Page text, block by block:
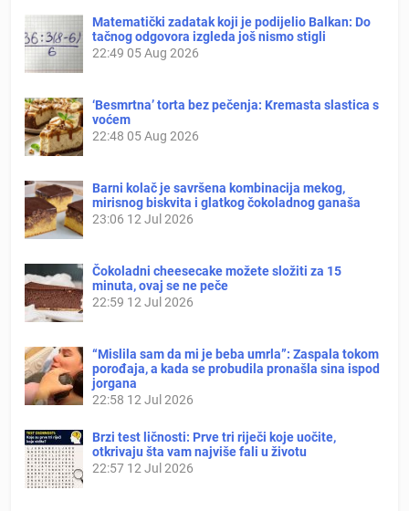
Matematički zadatak koji je podijelio Balkan: Do
tačnog odgovora izgleda još nismo stigli
22:49 05 Aug 2026
‘Besmrtna’ torta bez pečenja: Kremasta slastica s
voćem
22:48 05 Aug 2026
Barni kolač je savršena kombinacija mekog,
mirisnog biskvita i glatkog čokoladnog ganaša
23:06 12 Jul 2026
Čokoladni cheesecake možete složiti za 15
minuta, ovaj se ne peče
22:59 12 Jul 2026
“Mislila sam da mi je beba umrla”: Zaspala tokom
porođaja, a kada se probudila pronašla sina ispod
jorgana
22:58 12 Jul 2026
Brzi test ličnosti: Prve tri riječi koje uočite,
otkrivaju šta vam najviše fali u životu
22:57 12 Jul 2026